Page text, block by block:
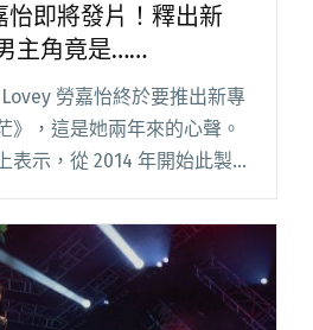
怡即將發片！釋出新
主角竟是……
勞嘉怡終於要推出新專
》，這是她兩年來的心聲。
表示，從 2014 年開始此製作
身邊曾提供幫助的人，閱讀
怡即將發片！釋出新
竟是……"